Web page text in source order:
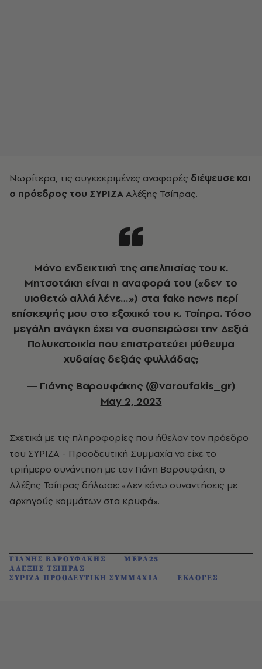
Νωρίτερα, τις συγκεκριμένες αναφορές διέψευσε και
ο πρόεδρος του ΣΥΡΙΖΑΑλέξης Τσίπρας.
Μόνο ενδεικτική της απελπισίας του κ.
Μητσοτάκη είναι η αναφορά του («δεν το
υιοθετώ αλλά λένε…») στα fake news περί
επίσκεψής μου στο εξοχικό του κ. Τσίπρα. Τόσο
μεγάλη ανάγκη έχει να συσπειρώσει την Δεξιά
Πολυκατοικία που επιστρατεύει μύθευμα
χυδαίας δεξιάς φυλλάδας;
— Γιάνης Βαρουφάκης (@varoufakis_gr)
May 2, 2023
Σχετικά με τις πληροφορίες που ήθελαν τον πρόεδρο
του ΣΥΡΙΖΑ - Προοδευτική Συμμαχία να είχε το
τριήμερο συνάντηση με τον Γιάνη Βαρουφάκη, ο
Αλέξης Τσίπρας δήλωσε: «Δεν κάνω συναντήσεις με
αρχηγούς κομμάτων στα κρυφά».
ΓΙΑΝΗΣ ΒΑΡΟΥΦΑΚΗΣ
ΜΕΡΑ25
ΑΛΕΞΗΣ ΤΣΙΠΡΑΣ
ΣΥΡΙΖΑ ΠΡΟΟΔΕΥΤΙΚΗ ΣΥΜΜΑΧΙΑ
ΕΚΛΟΓΕΣ